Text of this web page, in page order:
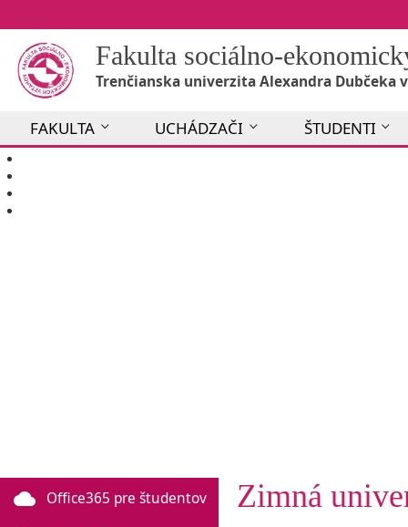
Fakulta sociálno-
Trenčianska univerzita Alexandra Dubčeka
FAKULTA UCHÁDZAČI ŠTUDENTI
Zimná
cloud Office365 pre študentov